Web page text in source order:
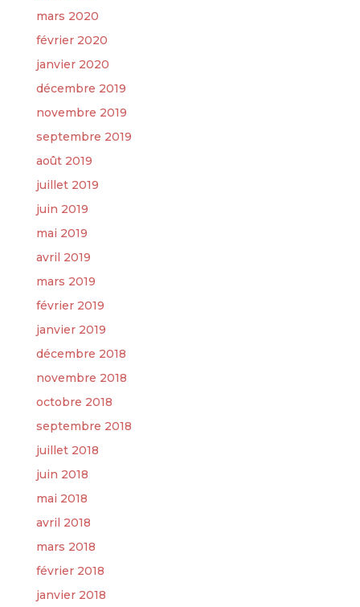
mars 2020
février 2020
janvier 2020
décembre 2019
novembre 2019
septembre 2019
août 2019
juillet 2019
juin 2019
mai 2019
avril 2019
mars 2019
février 2019
janvier 2019
décembre 2018
novembre 2018
octobre 2018
septembre 2018
juillet 2018
juin 2018
mai 2018
avril 2018
mars 2018
février 2018
janvier 2018